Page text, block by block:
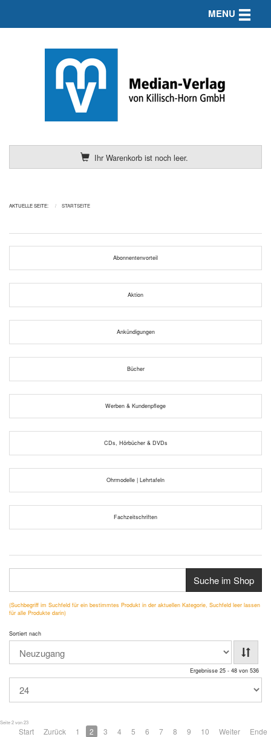
Ihr Warenkorb ist noch leer.
MENU Toggle
AKTUELLE SEITE: STARTSEITE
Abonnentenvorteil
Aktion
Ankündigungen
Bücher
Werben & Kundenpflege
CDs, Hörbücher & DVDs
Ohrmodelle | Lehrtafeln
Fachzeitschriften
Suche im Shop
(Suchbegriff im Suchfeld für ein bestimmtes Produkt in der aktuellen Kategorie, Suchfeld leer lassen
für alle Produkte darin)
Sortiert nach
Ergebnisse 25 - 48 von 536
Seite 2 von 23
Start Zurück 1 2 3 4 5 6 7 8 9 10 Weiter Ende